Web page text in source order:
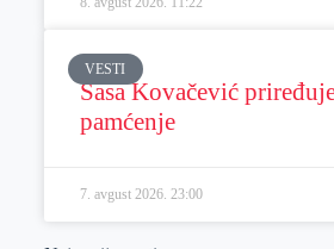
VESTI
Sasa Kovačević
pamćenje
7. avgust 2026. 23:00